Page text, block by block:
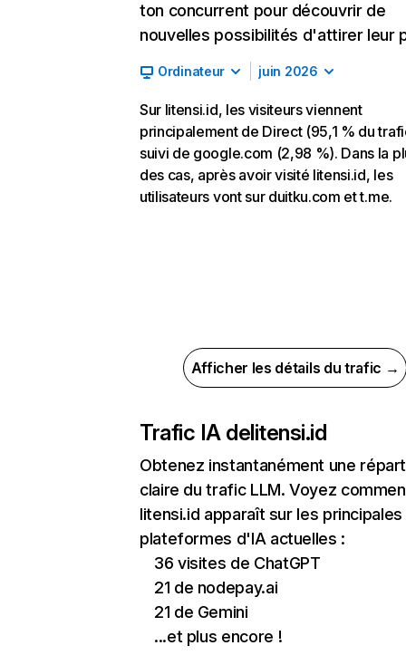
ton concurrent pour découvrir de
nouvelles possibilités d'attirer leur
Ordinateur juin 2026
Sur litensi.id, les visiteurs viennent
principalement de Direct (95,1 % du
suivi de google.com (2,98 %). Dans la
des cas, après avoir visité litensi.id, les
utilisateurs vont sur duitku.com et t.me.
Afficher les détails du trafic →
Trafic IA delitensi.id
Obtenez instantanément une
claire du trafic LLM. Voyez
litensi.id apparaît sur les principales
plateformes d'IA actuelles :
36 visites de ChatGPT
21 de nodepay.ai
21 de Gemini
...et plus encore !